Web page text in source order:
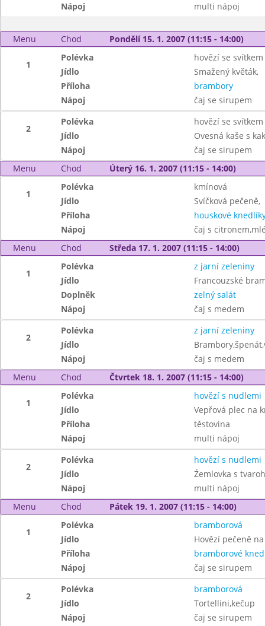
Nápoj
multi nápoj
Menu Chod Pondělí 15. 1. 2007 (11:15 - 14:00)
1
Polévka
hovězí se svítkem
Jídlo
Smažený květák,
Příloha
brambory
Nápoj
čaj se sirupem
2
Polévka
hovězí se svítkem
Jídlo
Ovesná kaše s
Nápoj
čaj se sirupem
Menu
Chod Úterý 16. 1. 2007 (11:15 - 14:00)
1
Polévka
kmínová
Jídlo
Svíčková pečeně,
Příloha
houskové
Nápoj
čaj s
Menu
Chod Středa 17. 1. 2007 (11:15 - 14:00)
1
Polévka
z jarní zeleniny
Jídlo
Francouzské
Doplněk
zelný salát
Nápoj
čaj s medem
2
Polévka
z jarní zeleniny
Jídlo
Nápoj
čaj s medem
Menu
Chod Čtvrtek 18. 1. 2007 (11:15 - 14:00)
1
Polévka
hovězí s nudlemi
Jídlo
Vepřová plec na
Příloha
těstovina
Nápoj
multi nápoj
2
Polévka
hovězí s nudlemi
Jídlo
Źemlovka s
Nápoj
multi nápoj
Menu
Chod Pátek 19. 1. 2007 (11:15 - 14:00)
1
Polévka
bramborová
Jídlo
Hovězí pečeně
Příloha
bramborové
Nápoj
čaj se sirupem
2
Polévka
bramborová
Jídlo
Tortellini,kečup
Nápoj
čaj se sirupem